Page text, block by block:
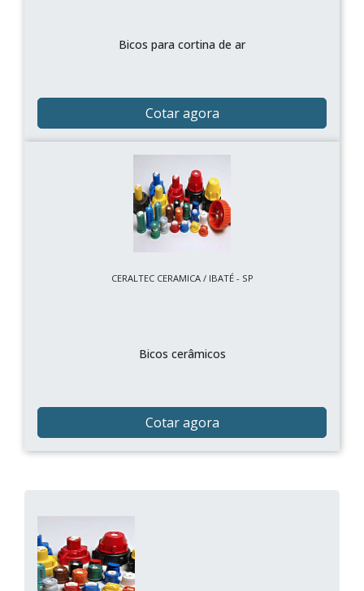
Bicos para cortina de ar
Cotar agora
CERALTEC CERAMICA / IBATÉ - SP
Bicos cerâmicos
Cotar agora